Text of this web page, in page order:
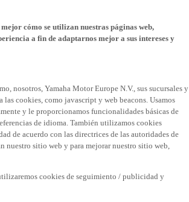
cómo se utilizan nuestras páginas web,
a fin de adaptarnos mejor a sus intereses y
nosotros, Yamaha Motor Europe N.V., sus sucursales y
cookies, como javascript y web beacons. Usamos
y le proporcionamos funcionalidades básicas de
de idioma. También utilizamos cookies
de acuerdo con las directrices de las autoridades de
nuestro sitio web y para mejorar nuestro sitio web,
cookies de seguimiento / publicidad y